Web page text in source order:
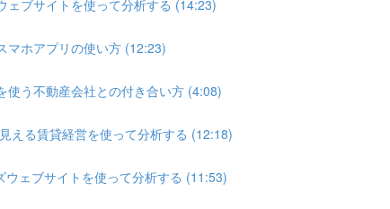
ブサイトを使って分析する (14:23)
ホアプリの使い方 (12:23)
う不動産会社との付き合い方 (4:08)
る賃貸経営を使って分析する (12:18)
ェブサイトを使って分析する (11:53)